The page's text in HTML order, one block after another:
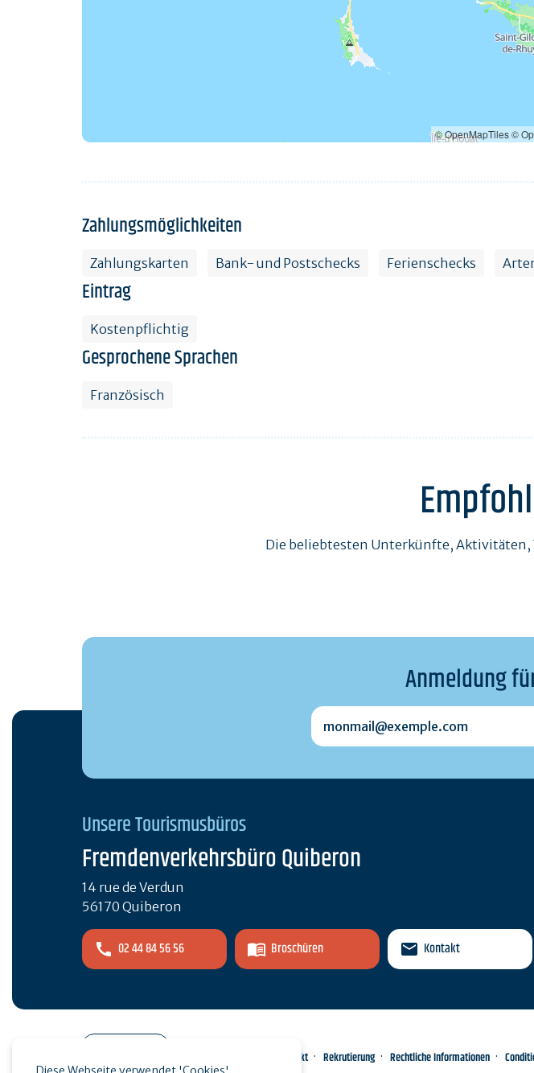
© OpenMapTiles©
Zahlungsmöglichkeiten
Zahlungskarten Bank- und Postschecks Ferienschecks
Eintrag
Kostenpflichtig
Gesprochene Sprachen
Französisch
Die beliebtesten Unterkünfte, Aktivitäten,
Anmeldung
monmail@exemple.com
Unsere Tourismusbüros
Fremdenverkehrsbüro Quiberon
14 rue de Verdun
56170 Quiberon
02 44 84 56 56 Broschüren Kontakt
Kontakt Rekrutierung Rechtliche Informationen